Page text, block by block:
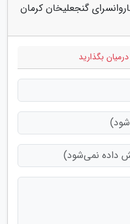
گنجعلیخان کرمان
بگذارید